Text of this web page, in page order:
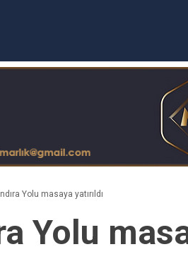
Yolu masaya yatırıldı
Yolu